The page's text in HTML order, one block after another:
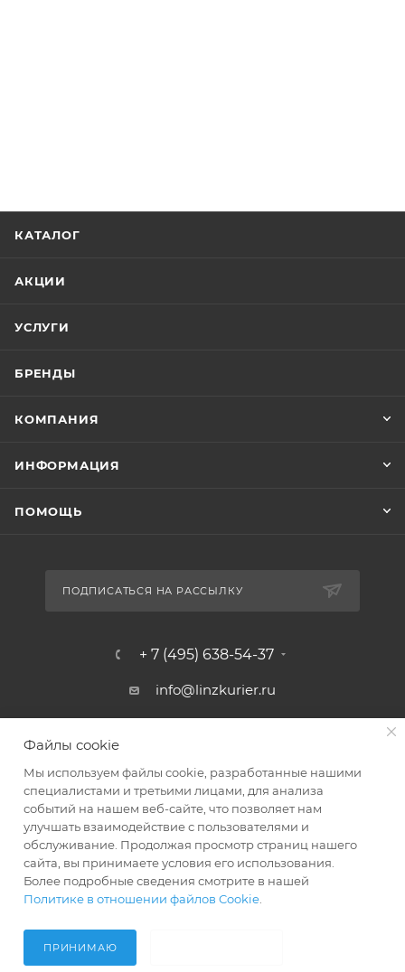
КАТАЛОГ
АКЦИИ
УСЛУГИ
БРЕНДЫ
КОМПАНИЯ
ИНФОРМАЦИЯ
ПОМОЩЬ
ПОДПИСАТЬСЯ НА РАССЫЛКУ
+ 7 (495) 638-54-37
info@linzkurier.ru
2008 - 2026 © Интернет магазин Линз Курьер
Файлы cookie
Мы используем файлы cookie, разработанные нашими
специалистами и третьими лицами, для анализа
событий на нашем веб-сайте, что позволяет нам
улучшать взаимодействие с пользователями и
обслуживание. Продолжая просмотр страниц нашего
сайта, вы принимаете условия его использования.
Более подробные сведения смотрите в нашей
Политике в отношении файлов Cookie
ПРИНИМАЮ